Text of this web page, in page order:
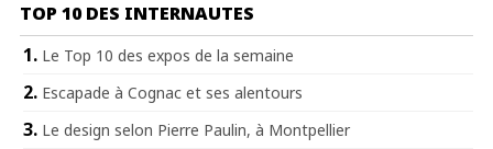
TOP 10 DES INTERNAUTES
Le Top 10 des expos de la semaine
Escapade à Cognac et ses alentours
Le design selon Pierre Paulin, à Montpellier